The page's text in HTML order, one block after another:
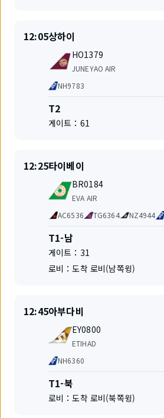
출
발
12:05출
발
상하이
편
명
HO1379
항
사
JUNEYAO AIR
공
동
운
항
편
NH9783
터
미
T2
게이트： 61
출
발
12:25출
발
지
타이베이
편
명
BR0184
항
사
EVA AIR
공
동
운
항
편
AC6536 TG6364 NZ4944
터
미
널
T1-남
게이트： 31
로비：도착 로비(남쪽윙)
출
발
12:45출
발
아부다비
편
명
EY0800
항
사
ETIHAD
공
동
운
항
편
NH6360
터
미
T1-북
로비：도착 로비(북쪽윙)